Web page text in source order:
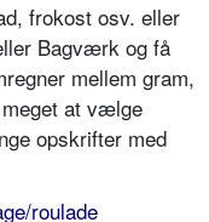
frokost osv. eller
Bagværk og få
mellem gram,
at vælge
opskrifter med
roulade